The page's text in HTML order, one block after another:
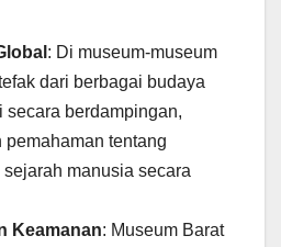
: Di museum-museum
dari berbagai budaya
secara berdampingan,
pemahaman tentang
manusia secara
Keamanan: Museum Barat